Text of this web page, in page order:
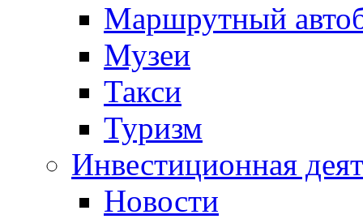
Маршрутный
Музеи
Такси
Туризм
Инвестиционная
Новости